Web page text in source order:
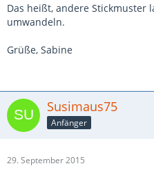
Das heißt, andere Stickmuster
umwandeln.
Grüße, Sabine
Susimaus75
Anfänger
29. September 2015